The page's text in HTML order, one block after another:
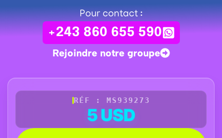
Pour contact :
+243 860 655 590
Rejoindre notre groupe
RÉF : MS939273
5 USD